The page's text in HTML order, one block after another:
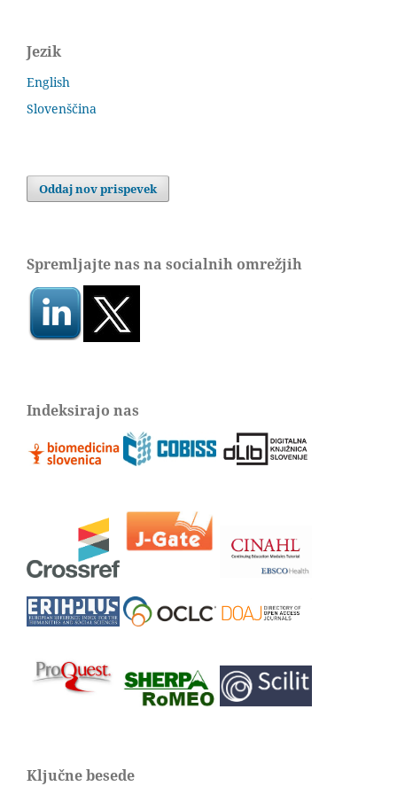
Jezik
English
Slovenščina
Oddaj nov prispevek
Spremljajte nas na socialnih omrežjih
Indeksirajo nas
Ključne besede